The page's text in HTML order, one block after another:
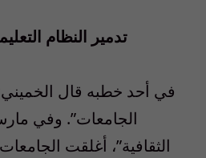
تدمير النظام
في أحد خطبه قال
الثقافية”، أغلقت